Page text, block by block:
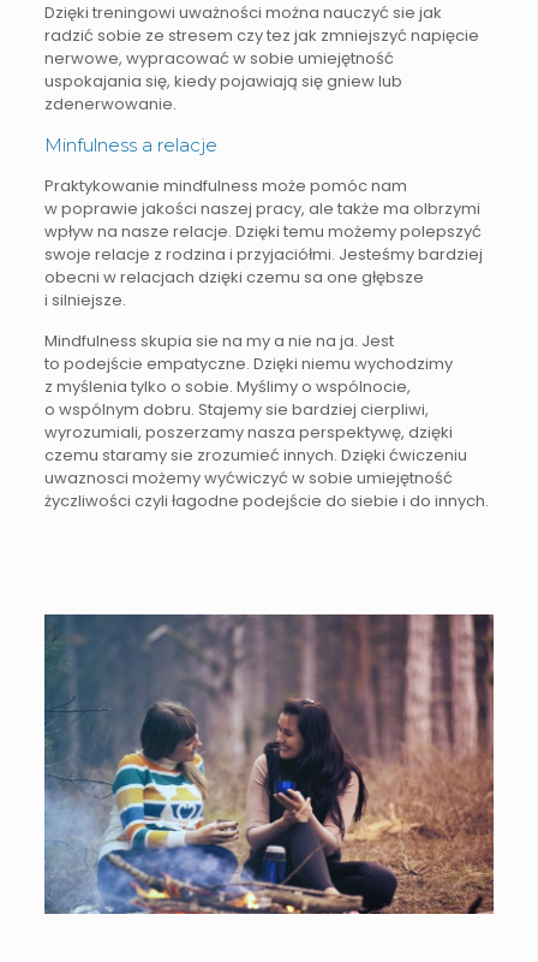
Dzięki treningowi uważności można nauczyć sie jak
radzić sobie ze stresem czy tez jak zmniejszyć napięcie
nerwowe, wypracować w sobie umiejętność
uspokajania się, kiedy pojawiają się gniew lub
zdenerwowanie.
Minfulness a relacje
Praktykowanie mindfulness może pomóc nam
w poprawie jakości naszej pracy, ale także ma olbrzymi
wpływ na nasze relacje. Dzięki temu możemy polepszyć
swoje relacje z rodzina i przyjaciółmi. Jesteśmy bardziej
obecni w relacjach dzięki czemu sa one głębsze
i silniejsze.
Mindfulness skupia sie na my a nie na ja. Jest
to podejście empatyczne. Dzięki niemu wychodzimy
z myślenia tylko o sobie. Myślimy o wspólnocie,
o wspólnym dobru. Stajemy sie bardziej cierpliwi,
wyrozumiali, poszerzamy nasza perspektywę, dzięki
czemu staramy sie zrozumieć innych. Dzięki ćwiczeniu
uwaznosci możemy wyćwiczyć w sobie umiejętność
życzliwości czyli łagodne podejście do siebie i do innych.